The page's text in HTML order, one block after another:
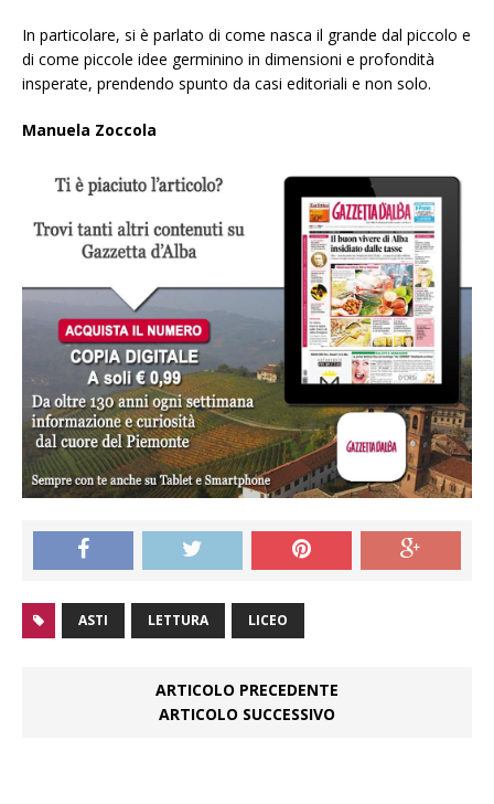
In particolare, si è parlato di come nasca il grande dal piccolo e
di come piccole idee germinino in dimensioni e profondità
insperate, prendendo spunto da casi editoriali e non solo.
Manuela Zoccola
ASTI LETTURA LICEO
ARTICOLO PRECEDENTE
ARTICOLO SUCCESSIVO